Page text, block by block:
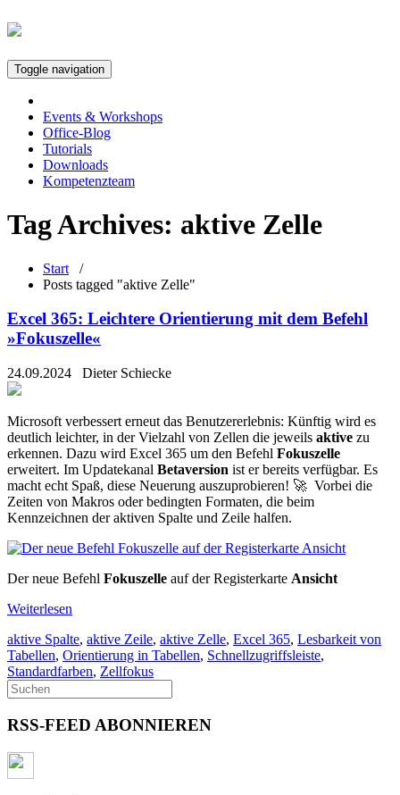
Toggle navigation
Events & Workshops
Office-Blog
Tutorials
Downloads
Kompetenzteam
Tag Archives: aktive Zelle
Start /
Posts tagged "aktive Zelle"
Excel 365: Leichtere Orientierung mit dem Befehl
»Fokuszelle«
24.09.2024 Dieter Schiecke
Microsoft verbessert erneut das Benutzererlebnis: Künftig wird es
deutlich leichter, in der Vielzahl von Zellen die jeweils aktive zu
erkennen. Dazu wird Excel 365 um den Befehl Fokuszelle
erweitert. Im Updatekanal Betaversion ist er bereits verfügbar. Es
macht echt Spaß, diese Neuerung auszuprobieren! 🚀 Vorbei die
Zeiten von Makros oder bedingten Formaten, die beim
Kennzeichnen der aktiven Spalte und Zeile halfen.
Der neue Befehl Fokuszelle auf der Registerkarte Ansicht
Weiterlesen
aktive Spalte, aktive Zeile, aktive Zelle, Excel 365, Lesbarkeit von
Tabellen, Orientierung in Tabellen, Schnellzugriffsleiste,
Standardfarben, Zellfokus
RSS-FEED ABONNIEREN